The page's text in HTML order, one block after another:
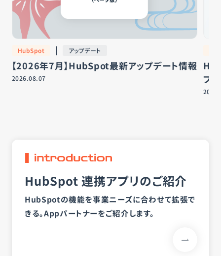
HubSpot アップデート
【2026年7月】HubSpot最新アップデート情報
2026.08.07
プ
HubSpot 連携アプリのご紹介
HubSpotの機能を事業ニーズに合わせて拡張で
きる。Appパートナーをご紹介します。